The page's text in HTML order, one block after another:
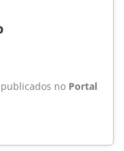
no Portal